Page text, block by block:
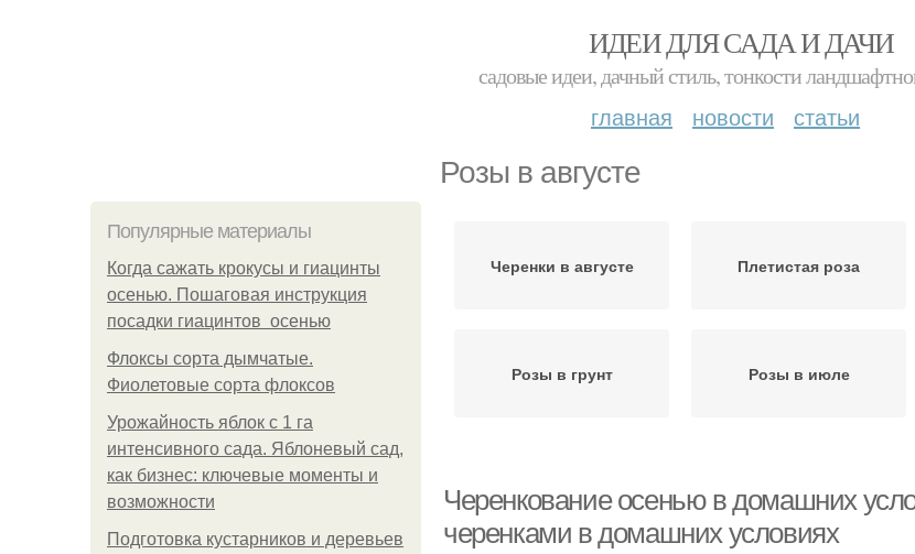
ИДЕИ ДЛЯ САДА И ДАЧИ
садовые идеи, дачный стиль, тонкости
главная новости статьи
Розы в августе
Популярные материалы
Когда сажать крокусы и гиацинты
осенью. Пошаговая инструкция
посадки гиацинтов осенью
Флоксы сорта дымчатые.
Фиолетовые сорта флоксов
Урожайность яблок с 1 га
интенсивного сада. Яблоневый сад,
как бизнес: ключевые моменты и
возможности
Подготовка кустарников и деревьев
Черенки в августе Плетистая роза
Розы в грунт Розы в июле
Черенкование осенью в домашних
черенками в домашних условиях